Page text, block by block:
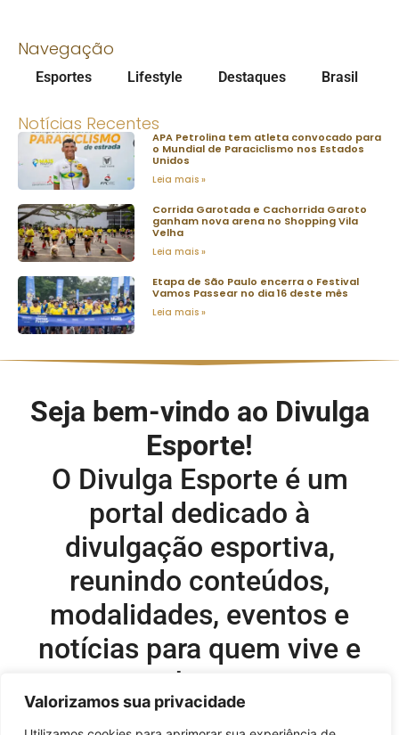
Valorizamos sua privacidade
Navegação
Esportes Lifestyle Destaques Brasil
Notícias Recentes
APA Petrolina tem atleta convocado para
o Mundial de Paraciclismo nos Estados
Unidos
Leia mais »
Corrida Garotada e Cachorrida Garoto
ganham nova arena no Shopping Vila
Velha
Leia mais »
Etapa de São Paulo encerra o Festival
Vamos Passear no dia 16 deste mês
Leia mais »
Seja bem-vindo ao Divulga
Esporte!
O Divulga Esporte é um
portal dedicado à
divulgação esportiva,
reunindo conteúdos,
modalidades, eventos e
notícias para quem vive e
acompanha o esporte.